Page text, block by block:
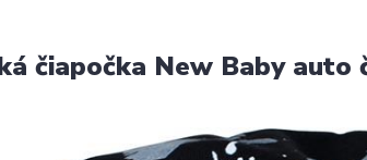
čiapočka New Baby auto